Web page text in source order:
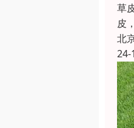
草
皮
北
24-